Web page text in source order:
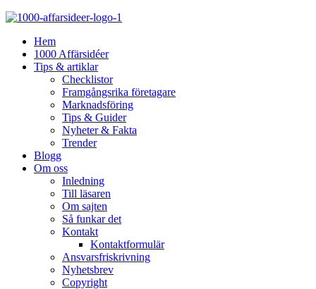
Hem
1000 Affärsidéer
Tips & artiklar
Checklistor
Framgångsrika företagare
Marknadsföring
Tips & Guider
Nyheter & Fakta
Trender
Blogg
Om oss
Inledning
Till läsaren
Om sajten
Så funkar det
Kontakt
Kontaktformulär
Ansvarsfriskrivning
Nyhetsbrev
Copyright